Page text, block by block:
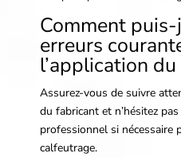
Comment
erreurs
l’application
Assurez-vous de suivre
du fabricant et n’hésitez pas
professionnel si nécessaire
calfeutrage.